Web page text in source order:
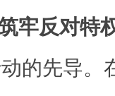
牢反对特
的先导。